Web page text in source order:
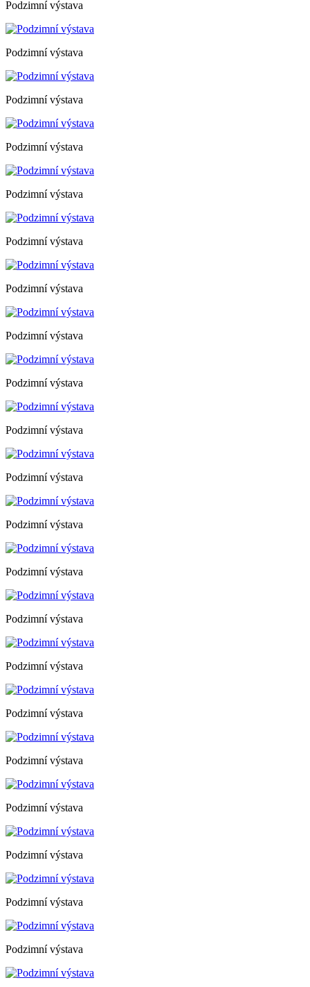
Podzimní výstava
Podzimní výstava
Podzimní výstava
Podzimní výstava
Podzimní výstava
Podzimní výstava
Podzimní výstava
Podzimní výstava
Podzimní výstava
Podzimní výstava
Podzimní výstava
Podzimní výstava
Podzimní výstava
Podzimní výstava
Podzimní výstava
Podzimní výstava
Podzimní výstava
Podzimní výstava
Podzimní výstava
Podzimní výstava
Podzimní výstava